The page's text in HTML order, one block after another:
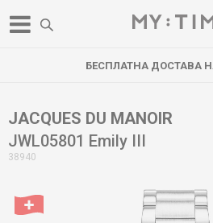
БЕСПЛАТНА ДОСТАВА
JACQUES DU MANOIR
JWL05801 Emily III
38940